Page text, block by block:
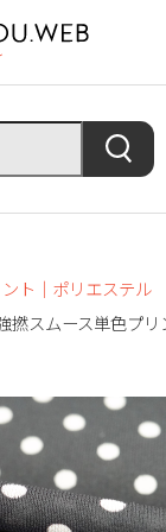
ト｜ポリエステル
撚スムース単色プリ